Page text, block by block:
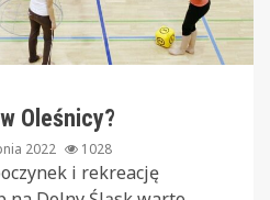
Oleśnicy?
2022 1028
i rekreację